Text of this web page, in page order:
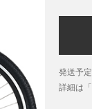
発送予
詳細は「